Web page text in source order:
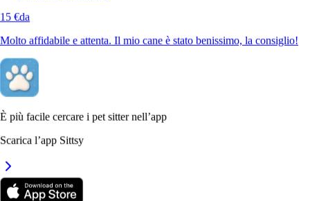
6.Sara Addesio
20 € da
15 €da
Molto affidabile e attenta. Il mio cane è stato benissimo, la consiglio!
È più facile cercare i pet sitter nell’app
Scarica l’app Sittsy